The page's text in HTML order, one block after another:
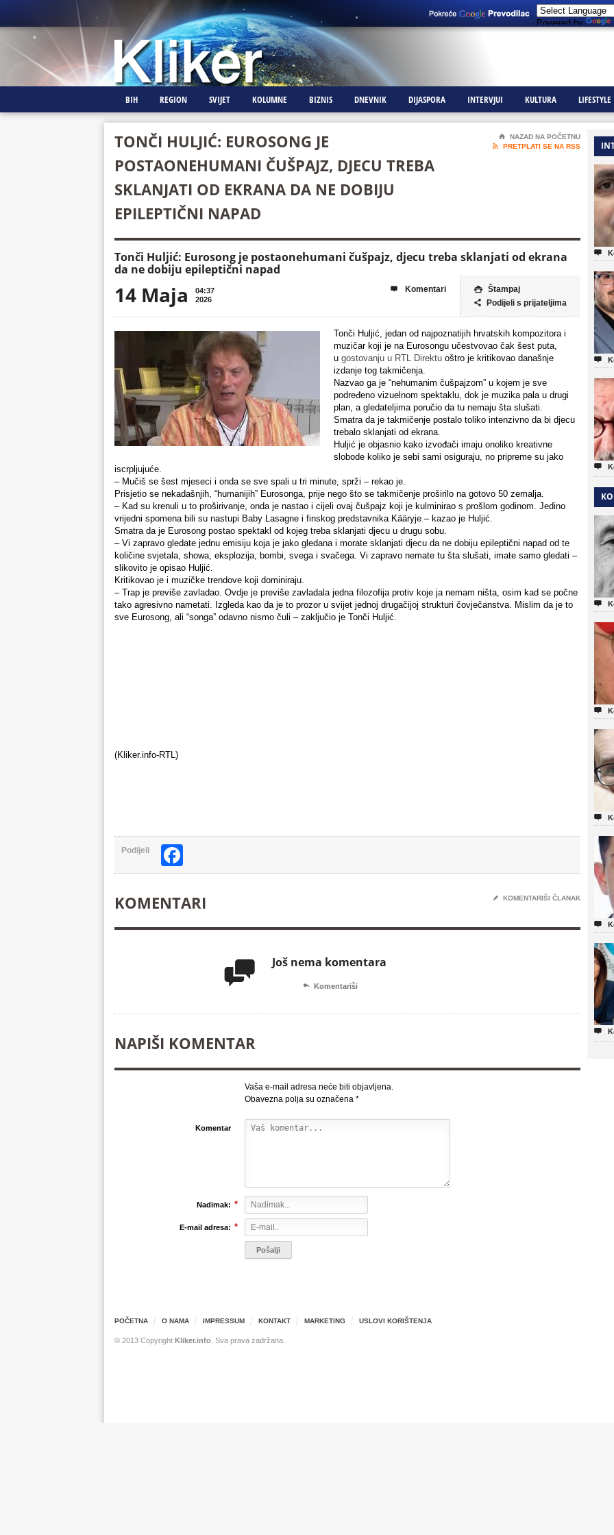
Powered by
BIH REGION SVIJET KOLUMNE BIZNIS DNEVNIK DIJASPORA INTERVJUI KULTURA LIFESTYLE
TONČI HULJIĆ: EUROSONG JE
POSTAONEHUMANI ČUŠPAJZ, DJECU TREBA
SKLANJATI OD EKRANA DA NE DOBIJU
EPILEPTIČNI NAPAD
⌂
NAZAD NA POČETNU

PRETPLATI SE NA RSS
Tonči Huljić: Eurosong je postaonehumani čušpajz, djecu treba sklanjati od ekrana
da ne dobiju epileptični napad
14 Maja
04:37
2026
 Štampaj
 Podijeli s prijateljima
 Komentari
Tonči Huljić, jedan od najpoznatijih hrvatskih kompozitora i
muzičar koji je na Eurosongu učestvovao čak šest puta,
u gostovanju u RTL Direktu oštro je kritikovao današnje
izdanje tog takmičenja.
Nazvao ga je “nehumanim čušpajzom” u kojem je sve
podređeno vizuelnom spektaklu, dok je muzika pala u drugi
plan, a gledateljima poručio da tu nemaju šta slušati.
Smatra da je takmičenje postalo toliko intenzivno da bi djecu
trebalo sklanjati od ekrana.
Huljić je objasnio kako izvođači imaju onoliko kreativne
slobode koliko je sebi sami osiguraju, no pripreme su jako
iscrpljujuće.
– Mučiš se šest mjeseci i onda se sve spali u tri minute, sprži – rekao je.
Prisjetio se nekadašnjih, “humanijih” Eurosonga, prije nego što se takmičenje proširilo na gotovo 50 zemalja.
– Kad su krenuli u to proširivanje, onda je nastao i cijeli ovaj čušpajz koji je kulminirao s prošlom godinom. Jedino
vrijedni spomena bili su nastupi Baby Lasagne i finskog predstavnika Kääryje – kazao je Huljić.
Smatra da je Eurosong postao spektakl od kojeg treba sklanjati djecu u drugu sobu.
– Vi zapravo gledate jednu emisiju koja je jako gledana i morate sklanjati djecu da ne dobiju epileptični napad od te
količine svjetala, showa, eksplozija, bombi, svega i svačega. Vi zapravo nemate tu šta slušati, imate samo gledati –
slikovito je opisao Huljić.
Kritikovao je i muzičke trendove koji dominiraju.
– Trap je previše zavladao. Ovdje je previše zavladala jedna filozofija protiv koje ja nemam ništa, osim kad se počne
tako agresivno nametati. Izgleda kao da je to prozor u svijet jednoj drugačijoj strukturi čovječanstva. Mislim da je to
sve Eurosong, ali “songa” odavno nismo čuli – zaključio je Tonči Huljić.
(Kliker.info-RTL)
Podijeli
KOMENTARI ✎ KOMENTARIŠI ČLANAK
 Još nema komentara
 Komentariši
NAPIŠI KOMENTAR
Vaša e-mail adresa neće biti objavljena.
Obavezna polja su označena *
Komentar
Nadimak: *
E-mail adresa: *








POČETNA O NAMA IMPRESSUM KONTAKT MARKETING USLOVI KORIŠTENJA
© 2013 Copyright Kliker.info . Sva prava zadržana.